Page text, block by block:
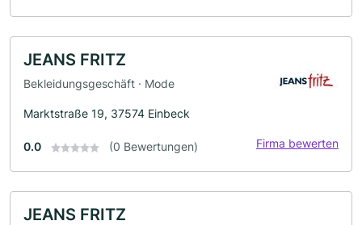
JEANS FRITZ
Bekleidungsgeschäft · Mode
Marktstraße 19, 37574 Einbeck
0.0 (0 Bewertungen) Firma bewerten
JEANS FRITZ